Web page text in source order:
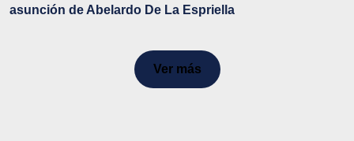
asunción de Abelardo De La Espriella
Ver más